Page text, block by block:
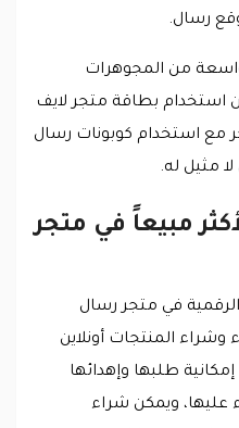
رسال.
من المجوهرات
استخدام بطاقة متجر لايف
مع استخدام كوبونات رسال
مثيل له.
مبيعاً في متجر
في متجر رسال
المنتجات أونلاين
طلبها وإهدائها
عليها، ويمكن شراء